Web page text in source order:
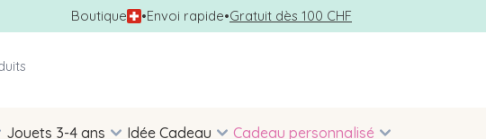
Boutique •Envoi rapide•Gratuit dès 100 CHF
Jouets 3-4 ans Idée Cadeau Cadeau personnalisé